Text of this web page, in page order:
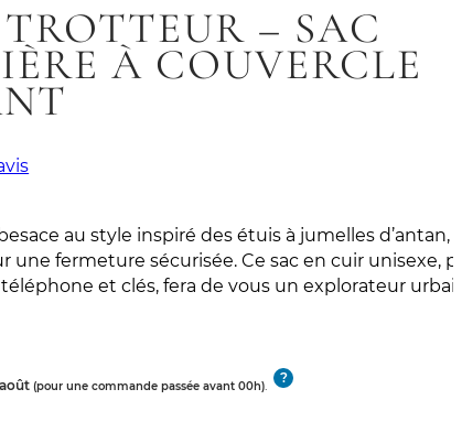
– SAC
À COUVERCLE
au style inspiré des étuis à jumelles d’antan,
une fermeture sécurisée. Ce sac en cuir unisexe,
et clés, fera de vous un explorateur
(pour une commande passée avant 00h)
?